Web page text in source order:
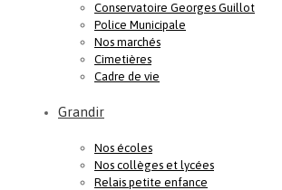
Conservatoire Georges Guillot
Police Municipale
Nos marchés
Cimetières
Cadre de vie
Grandir
Nos écoles
Nos collèges et lycées
Relais petite enfance